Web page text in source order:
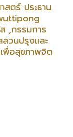
สตร์ ประธาน
,กรรมการ
วนปรุงและ
พื่อสุขภาพจิต